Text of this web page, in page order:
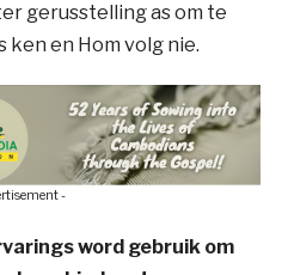
gerusstelling as om te
ken en Hom volg nie.
-
word gebruik om